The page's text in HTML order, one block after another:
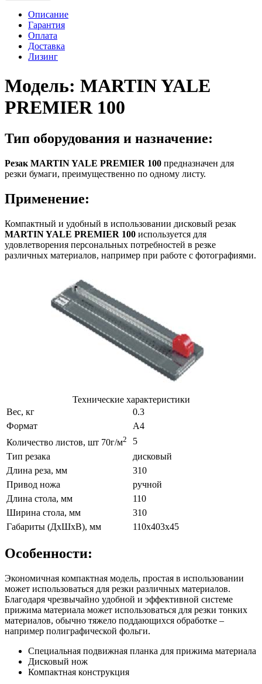
Описание
Гарантия
Оплата
Доставка
Лизинг
Модель: MARTIN YALE
PREMIER 100
Тип оборудования и назначение:
Резак MARTIN YALE PREMIER 100 предназначен для
резки бумаги, преимущественно по одному листу.
Применение:
Компактный и удобный в использовании дисковый резак
MARTIN YALE PREMIER 100 используется для
удовлетворения персональных потребностей в резке
различных материалов, например при работе с фотографиями.
Технические характеристики
Вес, кг
0.3
Формат
A4
Количество листов, шт 70г/м2
5
Тип резака
дисковый
Длина реза, мм
310
Привод ножа
ручной
Длина стола, мм
110
Ширина стола, мм
310
Габариты (ДхШхВ), мм
110x403x45
Особенности:
Экономичная компактная модель, простая в использовании
может использоваться для резки различных материалов.
Благодаря чрезвычайно удобной и эффективной системе
прижима материала может использоваться для резки тонких
материалов, обычно тяжело поддающихся обработке –
например полиграфической фольги.
Специальная подвижная планка для прижима материала
Дисковый нож
Компактная конструкция